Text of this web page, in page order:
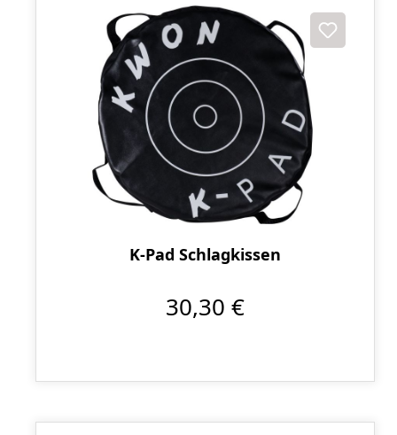
K-Pad Schlagkissen
30,30 €